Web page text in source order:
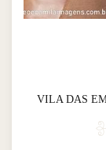
VILA DAS